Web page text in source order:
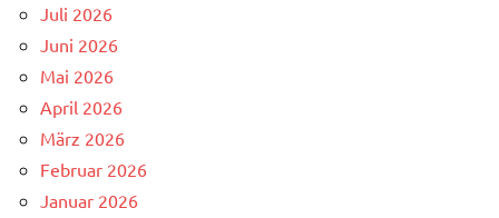
Juli 2026
Juni 2026
Mai 2026
April 2026
März 2026
Februar 2026
Januar 2026